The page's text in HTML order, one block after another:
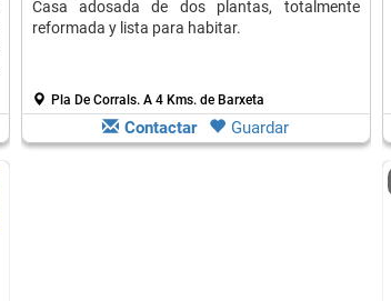
Casa adosada de dos plantas, totalmente
reformada y lista para habitar.
Pla De Corrals. A 4 Kms. de Barxeta
Contactar Guardar